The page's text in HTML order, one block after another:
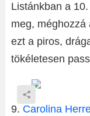
Listánkban a
meg, méghozzá
ezt a piros,
tökéletesen
9. Carolina